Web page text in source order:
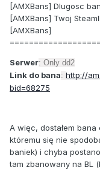
[AMXBans] Dlugosc
[AMXBans] Twoj
[AMXBans]
Serwer: Only dd2
Link do bana: http://
bid=68275
A więc, dostałem
któremu się nie
baniek) i chyba
tam zbanowany na BL